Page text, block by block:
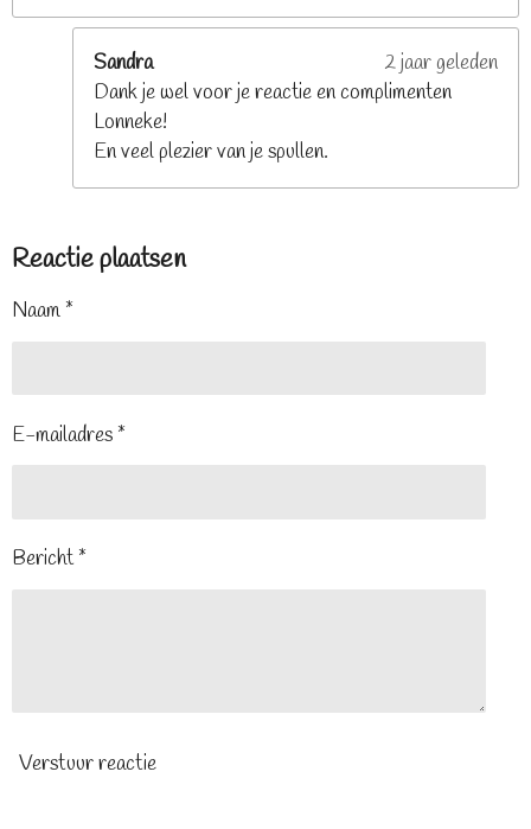
Sandra
2 jaar geleden
Dank je wel voor je reactie en complimenten
Lonneke!
En veel plezier van je spullen.
Reactie plaatsen
Naam *
E-mailadres *
Bericht *
Verstuur reactie